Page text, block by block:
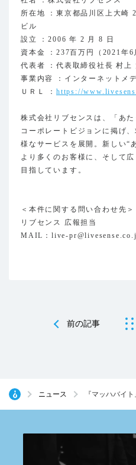
所在地 ：東京都品川区上大崎
ビル
設立 ：2006 年 2 月 8 日
資本金 ：237百万円（2021年6
代表者 ：代表取締役社長 村上
事業内容 ：インターネットメ
ＵＲＬ ： https://
株式会社リブセンスは、「あ
コーポレートビジョンに掲げ
様なサービスを展開。新しい“
より多くのお客様に、そして
目指しています。
＜本件に関する問い合わせ先＞
リブセンス 広報担当
MAIL：live-
前の記事
ニュース 『マッハバイ